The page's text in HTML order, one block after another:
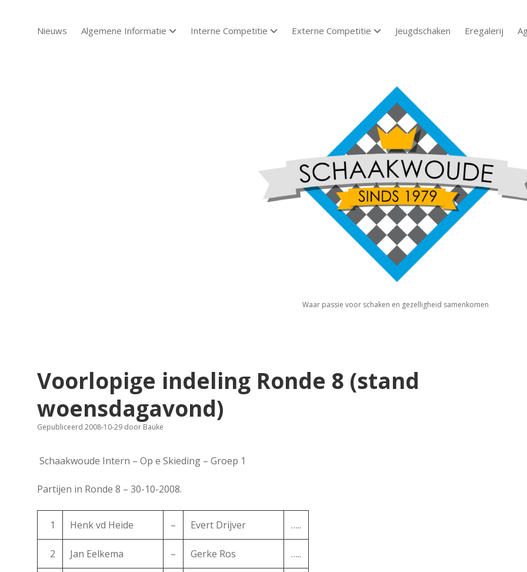
Nieuws Algemene Informatie open dropdown menu
Interne Competitie open dropdown menu
Externe Competitie open dropdown menu
Jeugdschaken Eregalerij
Schaakvereniging
Schaakwoude
Waar passie voor schaken en gezelligheid samenkomen
Voorlopige indeling Ronde 8 (stand
woensdagavond)
Gepubliceerd 2008-10-29 door Bauke
Schaakwoude Intern – Op e Skieding – Groep 1
Partijen in Ronde 8 – 30-10-2008.
1 Henk vd Heide – Evert Drijver …..
2 Jan Eelkema – Gerke Ros …..